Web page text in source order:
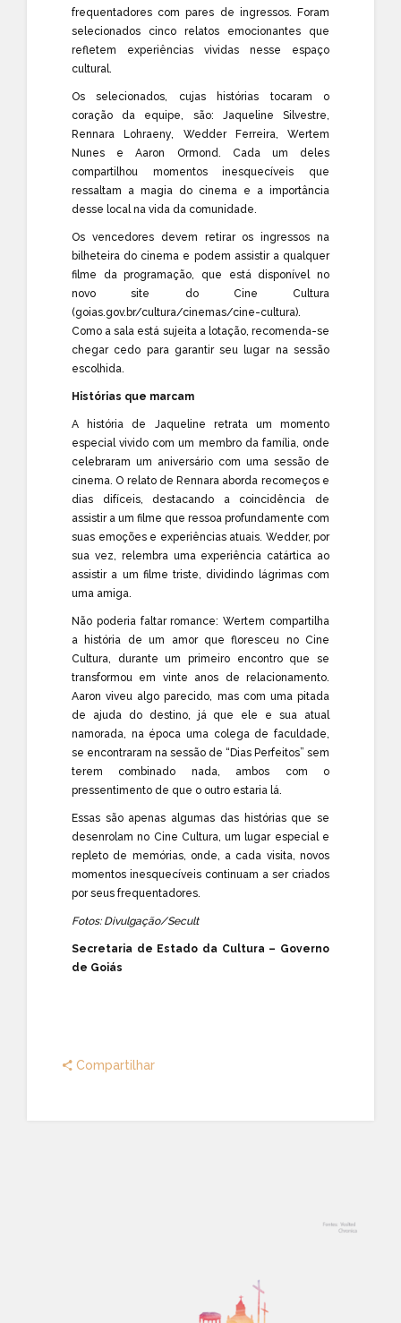
frequentadores com pares de ingressos. Foram
selecionados cinco relatos emocionantes que
refletem experiências vividas nesse espaço
cultural.
Os selecionados, cujas histórias tocaram o
coração da equipe, são: Jaqueline Silvestre,
Rennara Lohraeny, Wedder Ferreira, Wertem
Nunes e Aaron Ormond. Cada um deles
compartilhou momentos inesquecíveis que
ressaltam a magia do cinema e a importância
desse local na vida da comunidade.
Os vencedores devem retirar os ingressos na
bilheteira do cinema e podem assistir a qualquer
filme da programação, que está disponível no
novo site do Cine Cultura
(goias.gov.br/cultura/cinemas/cine-cultura).
Como a sala está sujeita a lotação, recomenda-se
chegar cedo para garantir seu lugar na sessão
escolhida.
Histórias que marcam
A história de Jaqueline retrata um momento
especial vivido com um membro da família, onde
celebraram um aniversário com uma sessão de
cinema. O relato de Rennara aborda recomeços e
dias difíceis, destacando a coincidência de
assistir a um filme que ressoa profundamente com
suas emoções e experiências atuais. Wedder, por
sua vez, relembra uma experiência catártica ao
assistir a um filme triste, dividindo lágrimas com
uma amiga.
Não poderia faltar romance: Wertem compartilha
a história de um amor que floresceu no Cine
Cultura, durante um primeiro encontro que se
transformou em vinte anos de relacionamento.
Aaron viveu algo parecido, mas com uma pitada
de ajuda do destino, já que ele e sua atual
namorada, na época uma colega de faculdade,
se encontraram na sessão de “Dias Perfeitos” sem
terem combinado nada, ambos com o
pressentimento de que o outro estaria lá.
Essas são apenas algumas das histórias que se
desenrolam no Cine Cultura, um lugar especial e
repleto de memórias, onde, a cada visita, novos
momentos inesquecíveis continuam a ser criados
por seus frequentadores.
Fotos: Divulgação/Secult
Secretaria de Estado da Cultura – Governo
de Goiás
Compartilhar